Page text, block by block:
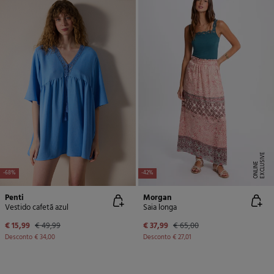
-68%
Penti
Vestido cafetã azul
€ 15,99 € 49,99
Desconto€ 34,00
-42% E
X
C
L
U
SI
V
E
O
N
LI
N
E
Morgan
Saia longa
€ 37,99 € 65,00
Desconto€ 27,01